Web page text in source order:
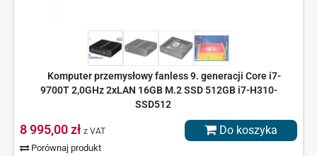
Komputer przemysłowy fanless 9. generacji Core i7-
9700T 2,0GHz 2xLAN 16GB M.2 SSD 512GB i7-H310-
SSD512
8 995,00 zł z VAT
Porównaj produkt
Do koszyka